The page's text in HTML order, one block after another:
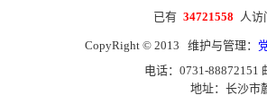
已有 34721558 人
CopyRight © 2013 维护与管理：
电话：0731-88872151
地址：长沙市